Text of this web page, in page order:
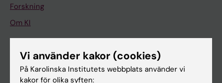
Forskning
Om KI
På gång
Nyheter
Vi använder kakor (cookies)
På Karolinska Institutets webbplats använder vi
kakor för olika syften: